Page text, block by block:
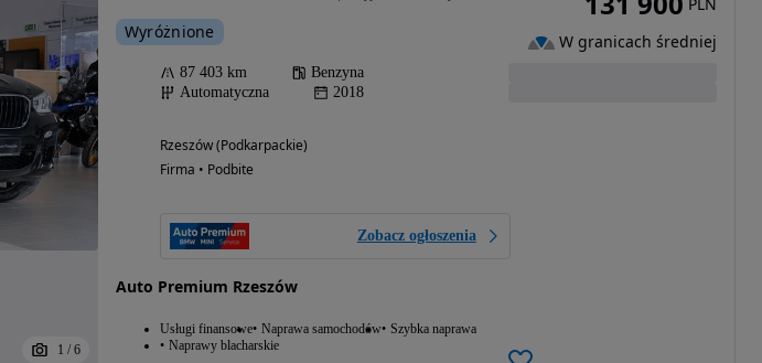
1 / 6
Wyróżnione
87 403 km
Benzyna
Automatyczna
2018
Rzeszów (Podkarpackie)
Firma • Podbite
Zobacz ogłoszenia
Auto Premium Rzeszów
Usługi finansowe Naprawa samochodów Szybka naprawa
Naprawy blacharskie
W granicach średniej